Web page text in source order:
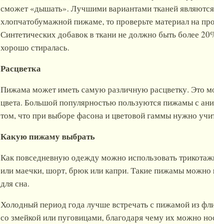
сможет «дышать». Лучшими вариантами тканей
хлопчатобумажной пижаме, то проверьте материал на
Синтетических добавок в ткани не должно быть более
хорошо стиралась.
Расцветка
Пижама может иметь самую различную расцветку. Это
цвета. Большой популярностью пользуются пижамы с
том, что при выборе фасона и цветовой гаммы нужно
Какую пижаму выбрать
Как повседневную одежду можно использовать
или маечки, шорт, брюк или капри. Такие пижамы можно
для сна.
Холодный период года лучше встречать с пижамой из
со змейкой или пуговицами, благодаря чему их можно